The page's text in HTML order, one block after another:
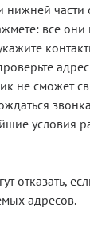
нижней
все они
не сможет
условия
отказать,
адресов.